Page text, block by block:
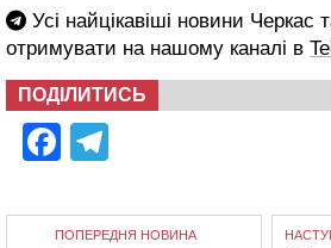
Усі найцікавіші новини Черкас
отримувати на нашому каналі в
ПОДІЛИТИСЬ
Facebook
ПОПЕРЕДНЯ НОВИНА